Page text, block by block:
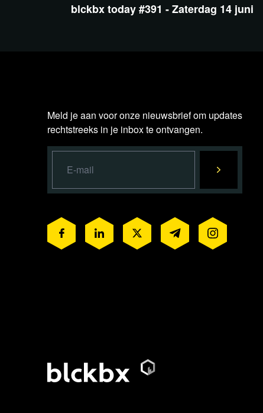
blckbx today #391 - Zaterdag 14 juni
Meld je aan voor onze nieuwsbrief om updates
rechtstreeks in je inbox te ontvangen.